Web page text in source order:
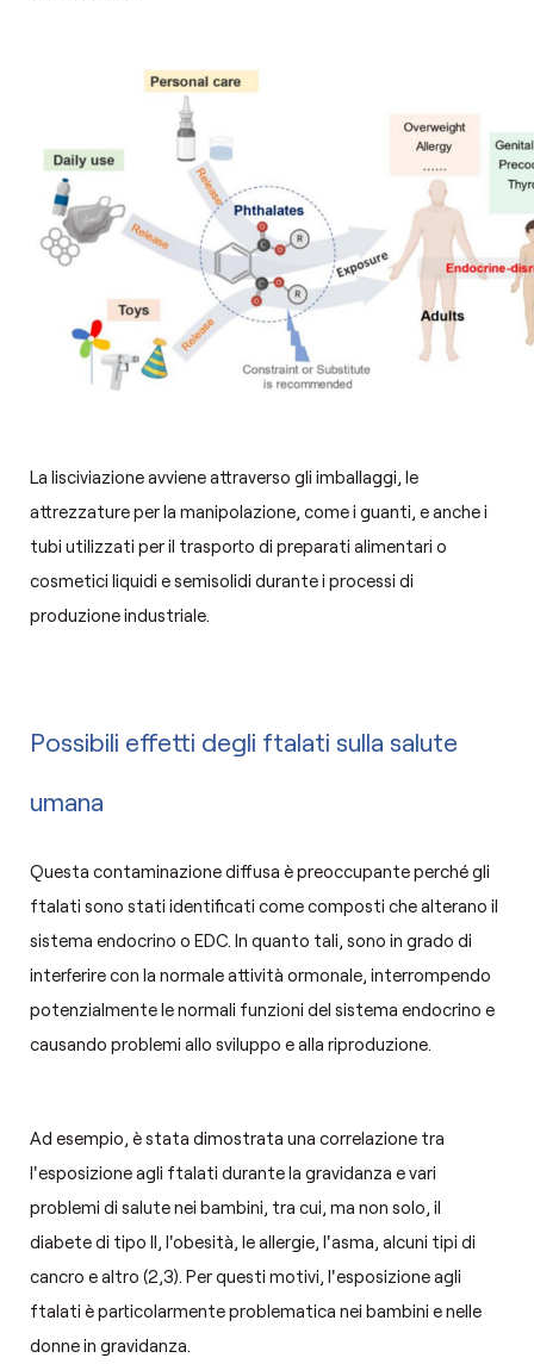
La lisciviazione avviene attraverso gli imballaggi, le
attrezzature per la manipolazione, come i guanti, e anche i
tubi utilizzati per il trasporto di preparati alimentari o
cosmetici liquidi e semisolidi durante i processi di
produzione industriale.
Possibili effetti degli ftalati sulla salute
umana
Questa contaminazione diffusa è preoccupante perché gli
ftalati sono stati identificati come composti che alterano il
sistema endocrino o EDC. In quanto tali, sono in grado di
interferire con la normale attività ormonale, interrompendo
potenzialmente le normali funzioni del sistema endocrino e
causando problemi allo sviluppo e alla riproduzione.
Ad esempio, è stata dimostrata una correlazione tra
l'esposizione agli ftalati durante la gravidanza e vari
problemi di salute nei bambini, tra cui, ma non solo, il
diabete di tipo II, l'obesità, le allergie, l'asma, alcuni tipi di
cancro e altro (2,3). Per questi motivi, l'esposizione agli
ftalati è particolarmente problematica nei bambini e nelle
donne in gravidanza.